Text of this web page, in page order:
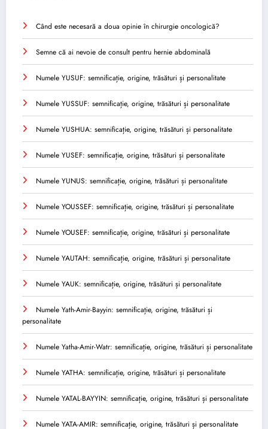
Când este necesară a doua opinie în chirurgie oncologică?
Semne că ai nevoie de consult pentru hernie abdominală
Numele YUSUF: semnificație, origine, trăsături și personalitate
Numele YUSSUF: semnificație, origine, trăsături și personalitate
Numele YUSHUA: semnificație, origine, trăsături și personalitate
Numele YUSEF: semnificație, origine, trăsături și personalitate
Numele YUNUS: semnificație, origine, trăsături și personalitate
Numele YOUSSEF: semnificație, origine, trăsături și personalitate
Numele YOUSEF: semnificație, origine, trăsături și personalitate
Numele YAUTAH: semnificație, origine, trăsături și personalitate
Numele YAUK: semnificație, origine, trăsături și personalitate
Numele Yath-Amir-Bayyin: semnificație, origine, trăsături și
personalitate
Numele Yatha-Amir-Watr: semnificație, origine, trăsături și personalitate
Numele YATHA: semnificație, origine, trăsături și personalitate
Numele YATAL-BAYYIN: semnificație, origine, trăsături și personalitate
Numele YATA-AMIR: semnificație, origine, trăsături și personalitate